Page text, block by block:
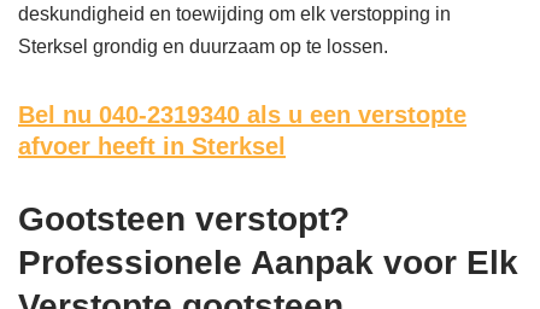
deskundigheid en toewijding om elk verstopping in
Sterksel grondig en duurzaam op te lossen.
Bel nu 040-2319340 als u een verstopte
afvoer heeft in Sterksel
Gootsteen verstopt?
Professionele Aanpak voor Elk